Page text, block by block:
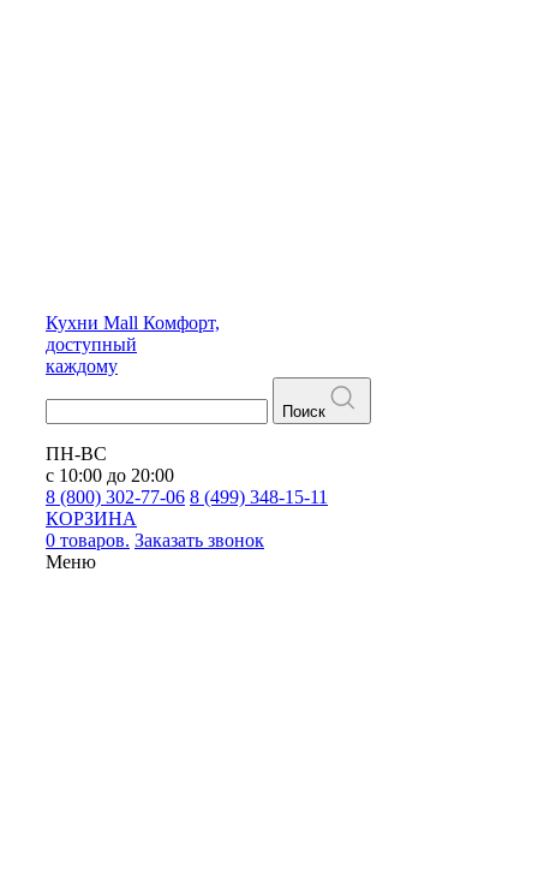
Кухни Mall Комфорт,
доступный
каждому
Поиск
ПН-ВС
с 10:00 до 20:00
8 (800) 302-77-06 8 (499) 348-15-11
КОРЗИНА
0 товаров. Заказать звонок
Меню